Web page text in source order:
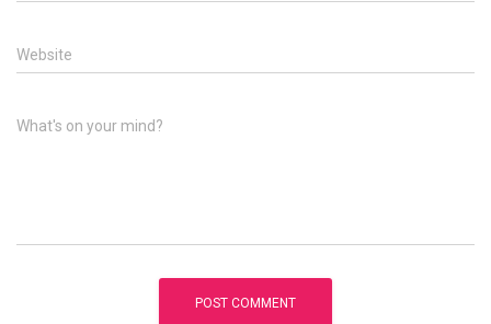
Website
What's on your mind?